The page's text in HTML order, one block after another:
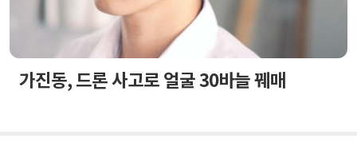
가진동, 드론 사고로 얼굴 30바늘 꿰매